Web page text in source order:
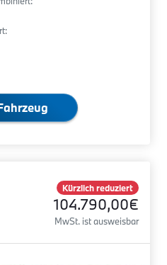
Kürzlich reduziert
104.790,00€
MwSt. ist ausweisbar